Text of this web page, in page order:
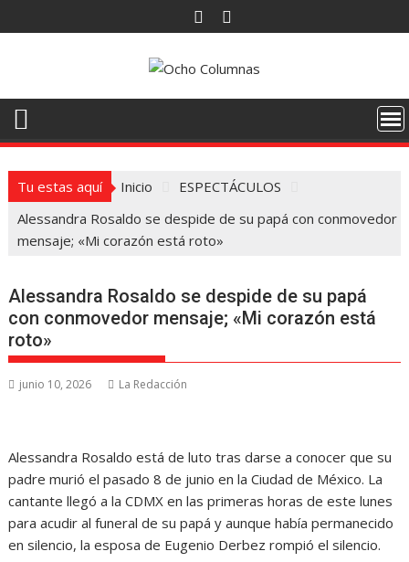
al
Tu estas aquí Inicio
ESPECTÁCULOS
Alessandra Rosaldo se despide de su papá con conmovedor
mensaje; «Mi corazón está roto»
Alessandra Rosaldo se despide de su papá
con conmovedor mensaje; «Mi corazón está
roto»
junio 10, 2026 La Redacción
Alessandra Rosaldo está de luto tras darse a conocer que su
padre murió el pasado 8 de junio en la Ciudad de México. La
cantante llegó a la CDMX en las primeras horas de este lunes
para acudir al funeral de su papá y aunque había permanecido
en silencio, la esposa de Eugenio Derbez rompió el silencio.